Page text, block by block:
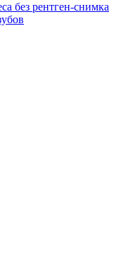
без рентген-снимка